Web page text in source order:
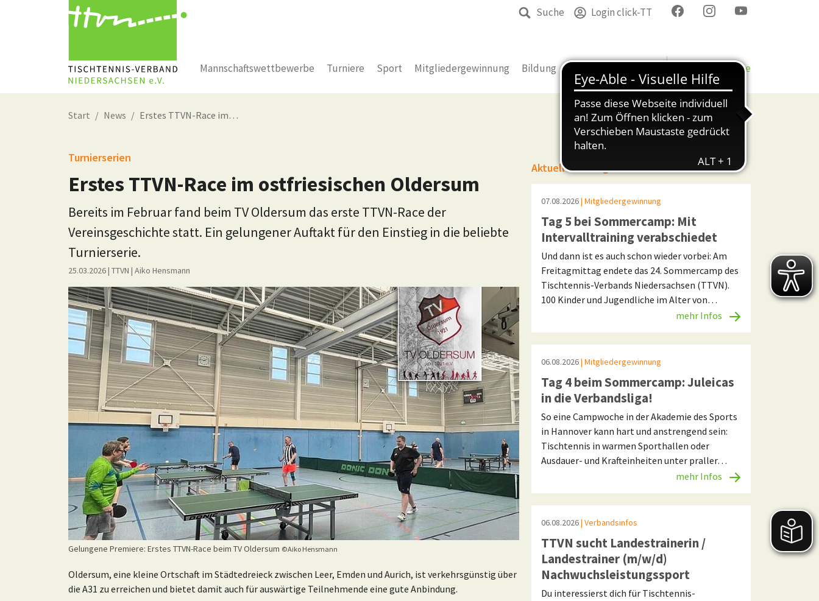
Suche Login click-TT
Mannschaftswettbewerbe Turniere Sport Mitgliedergewinnung Bildung Bezirke & Kreise
Start News Erstes TTVN-Race im…
Turnierserien
Erstes TTVN-Race im ostfriesischen Oldersum
Bereits im Februar fand beim TV Oldersum das erste TTVN-Race der
Vereinsgeschichte statt. Ein gelungener Auftakt für den Einstieg in die beliebte
Turnierserie.
25.03.2026| TTVN | Aiko Hensmann
Gelungene Premiere: Erstes TTVN-Race beim TV Oldersum ©Aiko Hensmann
Oldersum, eine kleine Ortschaft im Städtedreieck zwischen Leer, Emden und Aurich, ist verkehrsgünstig über
die A31 zu erreichen und bietet damit auch für auswärtige Teilnehmende eine gute Anbindung.
Aktuelle Beiträge
07.08.2026| Mitgliedergewinnung
Tag 5 bei Sommercamp: Mit
Intervalltraining verabschiedet
Und dann ist es auch schon wieder vorbei: Am
Freitagmittag endete das 24. Sommercamp des
Tischtennis-Verbands Niedersachsen (TTVN).
100 Kinder und Jugendliche im Alter von…
mehr Infos
06.08.2026| Mitgliedergewinnung
Tag 4 beim Sommercamp: Juleicas
in die Verbandsliga!
So eine Campwoche in der Akademie des Sports
in Hannover kann hart und anstrengend sein:
Tischtennis in warmen Sporthallen oder
Ausdauer- und Krafteinheiten unter praller…
mehr Infos
06.08.2026| Verbandsinfos
TTVN sucht Landestrainerin /
Landestrainer (m/w/d)
Nachwuchsleistungssport
Du interessierst dich für Tischtennis-